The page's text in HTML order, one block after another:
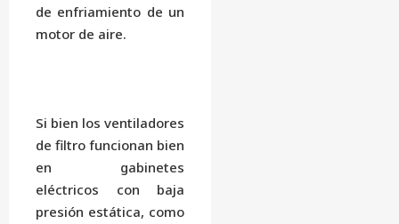
de enfriamiento de un
motor de aire.
Si bien los ventiladores
de filtro funcionan bien
en gabinetes
eléctricos con baja
presión estática, como